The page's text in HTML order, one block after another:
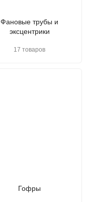
Фановые трубы и
эксцентрики
17 товаров
Гофры